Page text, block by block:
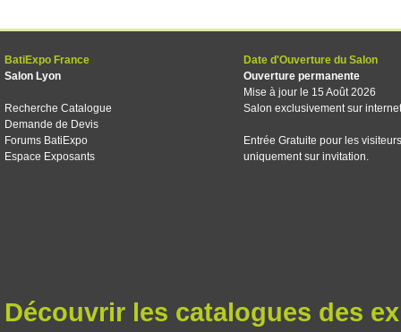
BatiExpo France
Salon Lyon
Recherche Catalogue
Demande de Devis
Forums BatiExpo
Espace Exposants
Date d'Ouverture du Salon
Ouverture permanente
Mise à jour le 15 Août 2026
Salon exclusivement sur internet
Entrée Gratuite pour les visiteurs
uniquement sur invitation.
Découvrir les catalogues des